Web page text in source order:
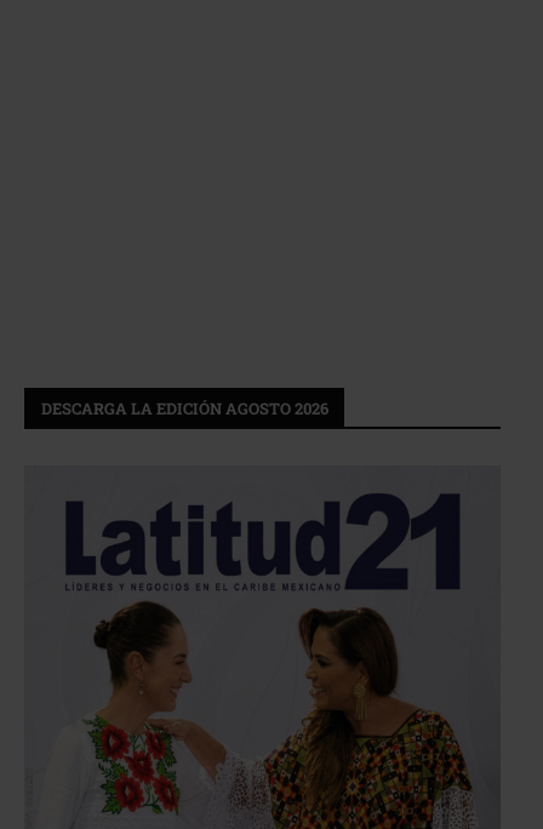
DESCARGA LA EDICIÓN AGOSTO 2026